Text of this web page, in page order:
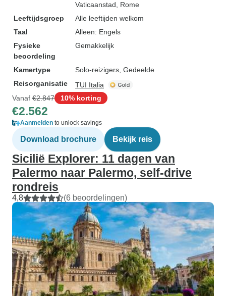
Vaticaanstad , Rome
Leeftijdsgroep
Alle leeftijden welkom
Taal
Alleen: Engels
Fysieke
beoordeling
Gemakkelijk
Kamertype
Solo-reizigers, Gedeelde
Reisorganisatie
TUI Italia
Vanaf €2.847 10% korting
€2.562
Aanmelden to unlock savings
Download brochure Bekijk reis
Sicilië Explorer: 11 dagen van
Palermo naar Palermo, self-drive
rondreis
4,8 (6 beoordelingen)